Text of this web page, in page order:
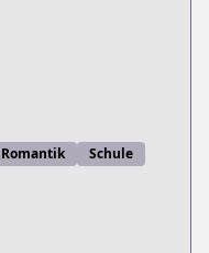
Romantik Schule